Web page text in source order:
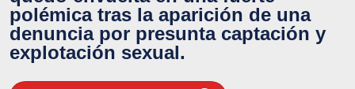
polémica tras la aparición de una
denuncia por presunta captación y
explotación sexual.